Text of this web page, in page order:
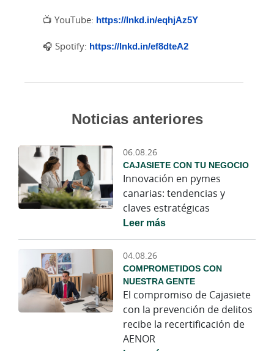
📺 YouTube: https://lnkd.in/eqhjAz5Y
🎧 Spotify: https://lnkd.in/ef8dteA2
Noticias anteriores
06.08.26
CAJASIETE CON TU NEGOCIO
Innovación en pymes
canarias: tendencias y
claves estratégicas
Leer más
04.08.26
COMPROMETIDOS CON
NUESTRA GENTE
El compromiso de Cajasiete
con la prevención de delitos
recibe la recertificación de
AENOR